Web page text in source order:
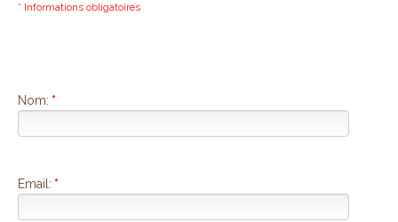
* Informations obligatoires
Nom: *
Email: *